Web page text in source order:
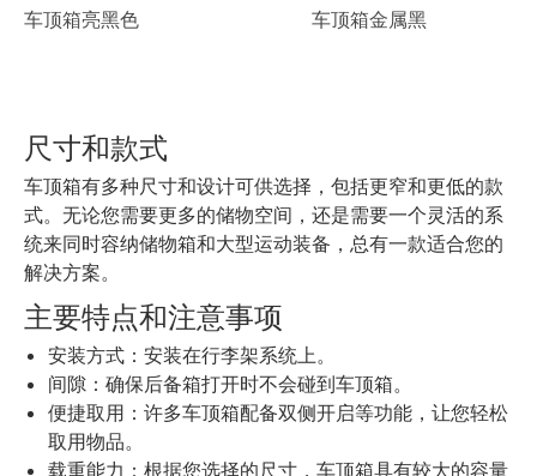
车顶箱亮黑色
车顶箱金属黑
尺寸和款式
车顶箱有多种尺寸和设计可供选择，包括更窄和更低的款
式。无论您需要更多的储物空间，还是需要一个灵活的系
统来同时容纳储物箱和大型运动装备，总有一款适合您的
解决方案。
主要特点和注意事项
安装方式：安装在行李架系统上。
间隙：确保后备箱打开时不会碰到车顶箱。
便捷取用：许多车顶箱配备双侧开启等功能，让您轻松
取用物品。
载重能力：根据您选择的尺寸，车顶箱具有较大的容量